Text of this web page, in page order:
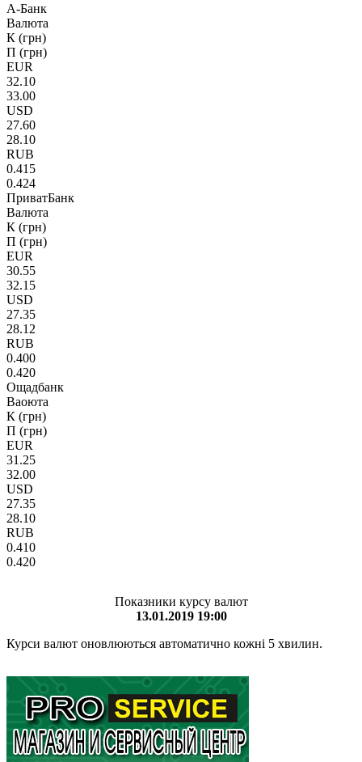
А-Банк
Валюта
К (грн)
П (грн)
EUR
32.10
33.00
USD
27.60
28.10
RUB
0.415
0.424
ПриватБанк
Валюта
К (грн)
П (грн)
EUR
30.55
32.15
USD
27.35
28.12
RUB
0.400
0.420
Ощадбанк
Ваоюта
К (грн)
П (грн)
EUR
31.25
32.00
USD
27.35
28.10
RUB
0.410
0.420
Показники курсу валют
13.01.2019 19:00
Курси валют оновлюються автоматично кожні 5 хвилин.